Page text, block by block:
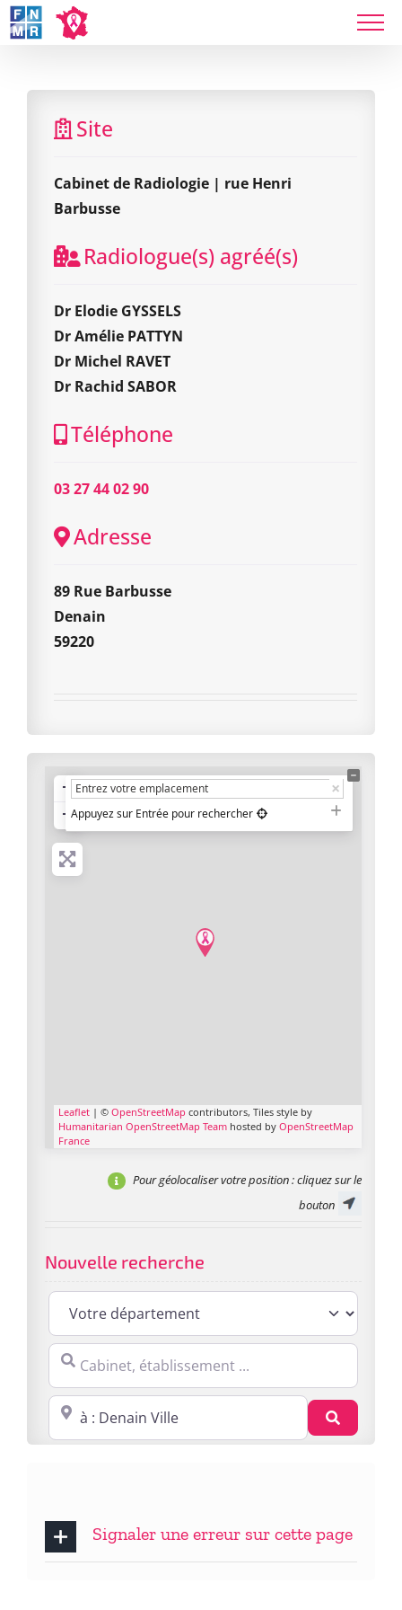
Skip
to
Site
Cabinet de Radiologie | rue Henri
Barbusse
Radiologue(s) agréé(s)
Dr Elodie GYSSELS
Dr Amélie PATTYN
Dr Michel RAVET
Dr Rachid SABOR
Téléphone
03 27 44 02 90
Adresse
89 Rue Barbusse
Denain
59220
+
−Appuyez sur Entrée pour rechercher
Leaflet | © OpenStreetMap contributors, Tiles style by
Humanitarian OpenStreetMap Team hosted by OpenStreetMap
France
Pour géolocaliser votre position: cliquez sur le
bouton
Nouvelle recherche
Cabinet, établissement ...
Proche de : ville, cp, lieu ...
Signaler une erreur sur cette page